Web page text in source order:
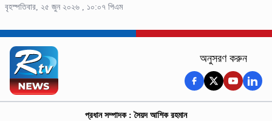
বৃহস্পতিবার, ২৫ জুন ২০২৬ , ১০:০৭ পিএম
অনুসরণ করুন
প্রধান সম্পাদক : সৈয়দ আশিক রহমান